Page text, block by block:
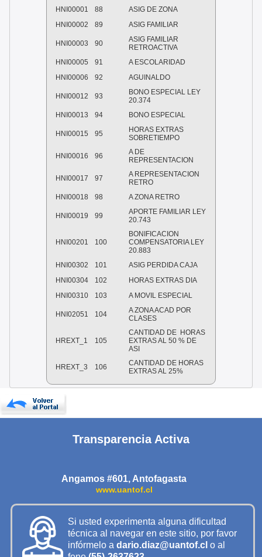
HNI00001
88
ASIG DE ZONA
HNI00002
89 ASIG FAMILIAR
HNI00003 90
ASIG FAMILIAR
RETROACTIVA
HNI00005
91
A ESCOLARIDAD
HNI00006
92 AGUINALDO
HNI00012 93
BONO ESPECIAL LEY
20.374
HNI00013
94 BONO ESPECIAL
HNI00015 95
HORAS EXTRAS
SOBRETIEMPO
HNI00016 96
A DE
REPRESENTACION
HNI00017 97
A REPRESENTACION
RETRO
HNI00018
98 A ZONA RETRO
HNI00019 99
APORTE FAMILIAR LEY
20.743
HNI00201 100
BONIFICACION
COMPENSATORIA LEY
20.883
HNI00302
101
ASIG PERDIDA CAJA
HNI00304
102
HORAS EXTRAS DIA
HNI00310
103 A MOVIL ESPECIAL
HNI02051 104
A ZONA ACAD POR
CLASES
HREXT_1 105
CANTIDAD DE HORAS
EXTRAS AL 50 % DE
ASI
HREXT_3 106
CANTIDAD DE HORAS
EXTRAS AL 25%
Transparencia Activa
Angamos #601, Antofagasta
www.uantof.cl
Si usted experimenta alguna dificultad
técnica al navegar en este sitio, por favor
infórmelo a dario.diaz@uantof.cl o al